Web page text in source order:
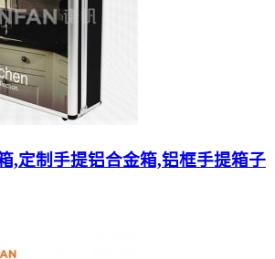
,定制手提铝合金箱,铝框手提箱子